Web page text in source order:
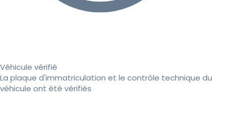
Véhicule vérifié
La plaque d'immatriculation et le contrôle technique du
véhicule ont été vérifiés